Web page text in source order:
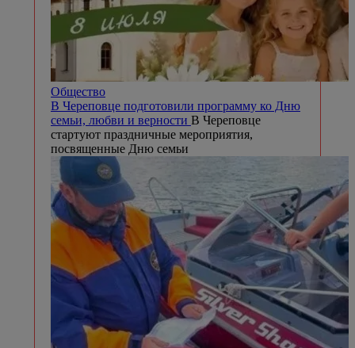
Общество
В Череповце подготовили программу ко Дню
семьи, любви и верности В Череповце
стартуют праздничные мероприятия,
посвященные Дню семьи